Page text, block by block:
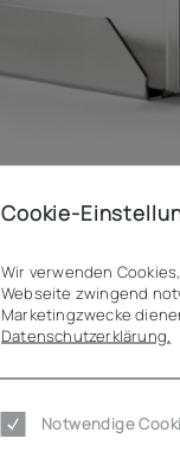
Cookie-
Wir verwenden
Webseite zwingend
Marketingzwecke
Datenschutzerklärung.
Notwendige